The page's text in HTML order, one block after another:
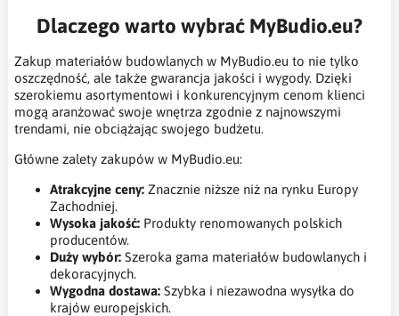
Dlaczego warto wybrać MyBudio.eu?
Zakup materiałów budowlanych w MyBudio.eu to nie tylko
oszczędność, ale także gwarancja jakości i wygody. Dzięki
szerokiemu asortymentowi i konkurencyjnym cenom klienci
mogą aranżować swoje wnętrza zgodnie z najnowszymi
trendami, nie obciążając swojego budżetu.
Główne zalety zakupów w MyBudio.eu:
Atrakcyjne ceny: Znacznie niższe niż na rynku Europy
Zachodniej.
Wysoka jakość: Produkty renomowanych polskich
producentów.
Duży wybór: Szeroka gama materiałów budowlanych i
dekoracyjnych.
Wygodna dostawa: Szybka i niezawodna wysyłka do
krajów europejskich.